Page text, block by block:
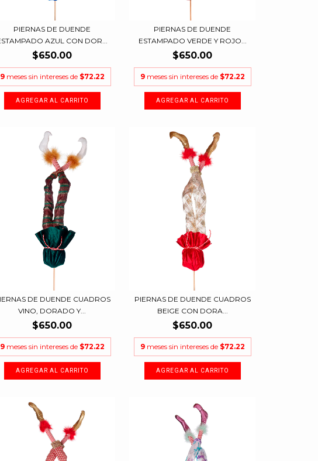
PIERNAS DE DUENDE
AZUL CON DOR...
$650.00
9 meses sin intereses de $72.22
PIERNAS DE DUENDE
ESTAMPADO VERDE Y ROJO...
$650.00
9 meses sin intereses de $72.22
DE DUENDE CUADROS
VINO, DORADO Y...
$650.00
9 meses sin intereses de $72.22
PIERNAS DE DUENDE CUADROS
BEIGE CON DORA...
$650.00
9 meses sin intereses de $72.22